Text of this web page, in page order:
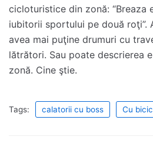
cicloturistice din zonă: “Breaza
iubitorii sportului pe două roţi”.
avea mai puţine drumuri cu
lătrători. Sau poate descrierea
zonă. Cine ştie.
Tags: calatorii cu boss Cu